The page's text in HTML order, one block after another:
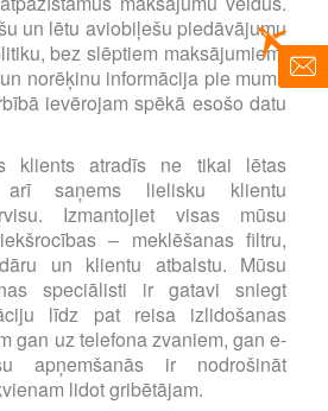
un lētu aviobiļešu piedāvājumu
bez slēptiem maksājumiem.
norēķinu informācija pie mums
ievērojam spēkā esošo datu
klients atradīs ne tikai lētas
saņems lielisku klientu
Izmantojiet visas mūsu
– meklēšanas filtru,
un klientu atbalstu. Mūsu
speciālisti ir gatavi sniegt
līdz pat reisa izlidošanas
gan uz telefona zvaniem, gan e-
apņemšanās ir nodrošināt
lidot gribētājam.